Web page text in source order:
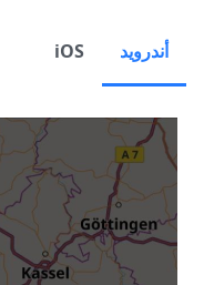
أندرويد iOS